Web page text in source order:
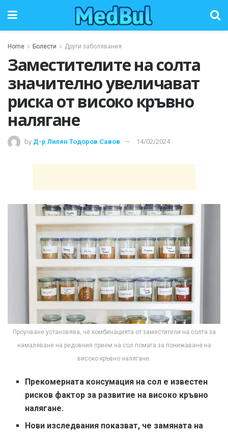
Home Болести Други заболявания
Заместителите на солта
значително увеличават
риска от високо кръвно
налягане
by Д-р Лилян Тодоров Савов 14/02/2024
Проучване установява, че комбинацията от заместители на солта за
намаляване на редовния прием на сол помага за понижаване на
високо кръвно налягане.
Прекомерната консумация на сол е известен
рисков фактор за развитие на високо кръвно
налягане.
Нови изследвания показват, че замяната на